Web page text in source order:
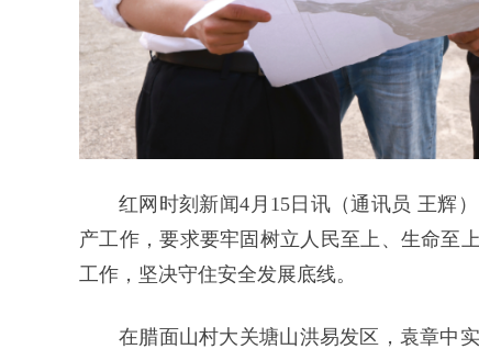
红网时刻新闻4月15日讯（通讯员 王辉
产工作，要求要牢固树立人民至上、生命至
工作，坚决守住安全发展底线。
在腊面山村大关塘山洪易发区，袁章中